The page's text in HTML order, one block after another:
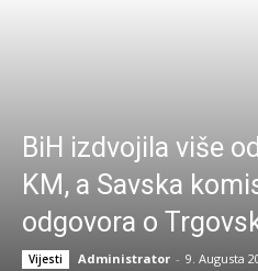
BiH izdvojila više
KM, a Savska
odgovora o
Vijesti Administrator - 9. Augusta